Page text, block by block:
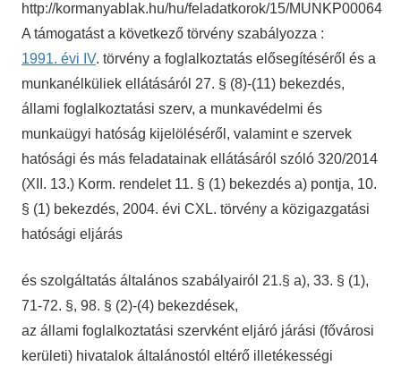
http://kormanyablak.hu/hu/feladatkorok/15/MUNKP00064
A támogatást a következő törvény szabályozza :
1991. évi IV. törvény a foglalkoztatás elősegítéséről és a
munkanélküliek ellátásáról 27. § (8)-(11) bekezdés,
állami foglalkoztatási szerv, a munkavédelmi és
munkaügyi hatóság kijelöléséről, valamint e szervek
hatósági és más feladatainak ellátásáról szóló 320/2014
(XII. 13.) Korm. rendelet 11. § (1) bekezdés a) pontja, 10.
§ (1) bekezdés, 2004. évi CXL. törvény a közigazgatási
hatósági eljárás
és szolgáltatás általános szabályairól 21.§ a), 33. § (1),
71-72. §, 98. § (2)-(4) bekezdések,
az állami foglalkoztatási szervként eljáró járási (fővárosi
kerületi) hivatalok általánostól eltérő illetékességi